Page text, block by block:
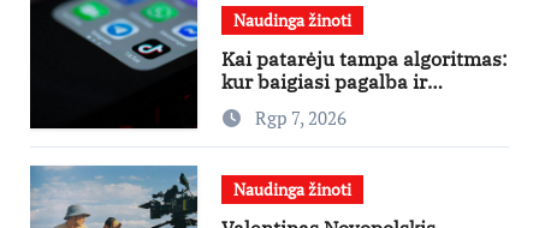
Naudinga žinoti
Kai patarėju tampa algoritmas:
kur baigiasi pagalba ir
prasideda reklama?
Rgp 7, 2026
Naudinga žinoti